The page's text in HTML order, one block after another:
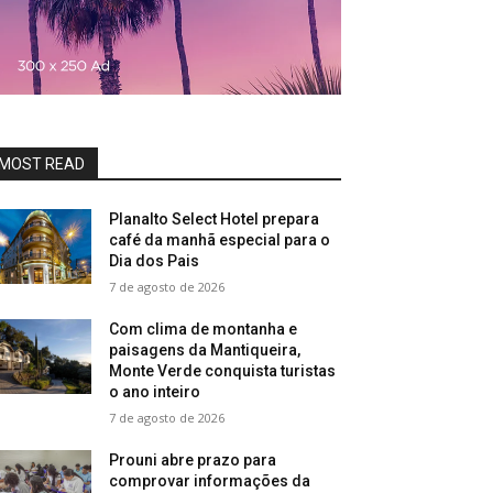
READ
Planalto Select Hotel prepara
café da manhã especial para o
Dia dos Pais
7 de agosto de 2026
Com clima de montanha e
paisagens da Mantiqueira,
Monte Verde conquista turistas
o ano inteiro
7 de agosto de 2026
Prouni abre prazo para
comprovar informações da